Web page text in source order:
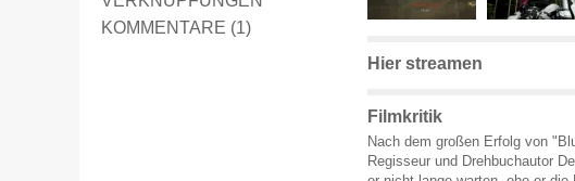
KOMMENTARE (1)
Hier streamen
Filmkritik
Nach dem großen Erfolg von
Regisseur und Drehbuchautor